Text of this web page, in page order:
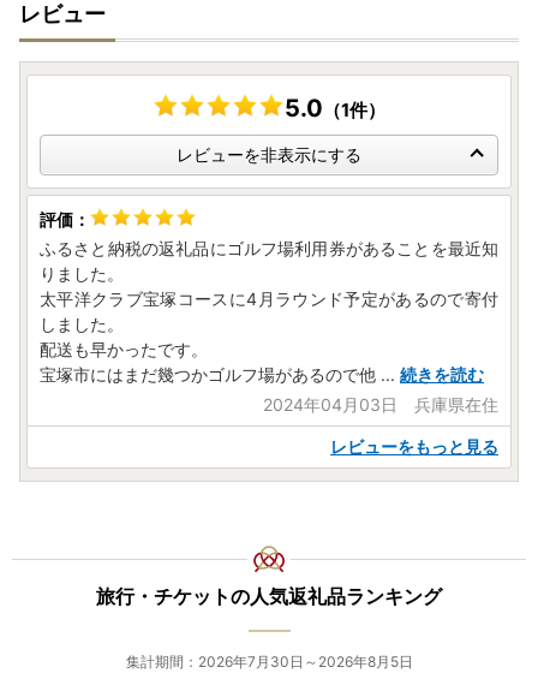
レビュー
5.0 （1件）
レビューを非表示にする
ふるさと納税の返礼品にゴルフ場利用券があることを最近知
りました。
太平洋クラブ宝塚コースに4月ラウンド予定があるので寄付
しました。
配送も早かったです。
宝塚市にはまだ幾つかゴルフ場があるので他 ... 続きを読む
2024年04月03日 兵庫県在住
レビューをもっと見る
旅行・チケットの人気返礼品ランキング
集計期間：2026年7月30日～2026年8月5日